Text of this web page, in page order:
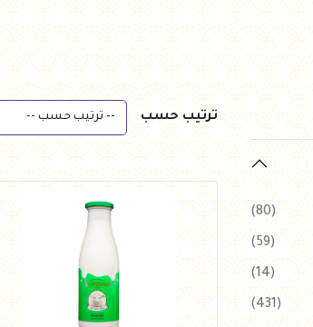
(80)
(59)
(14)
(431)
ترتيب حسب